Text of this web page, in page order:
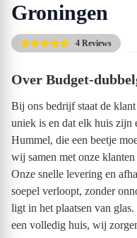
Groningen
4 Reviews
Over Budget-
Bij ons bedrijf staat de
uniek is en dat elk huis zijn
Hummel, die een beetje
wij samen met onze
Onze snelle levering en
soepel verloopt, zonder
ligt in het plaatsen van
een volledig huis, wij